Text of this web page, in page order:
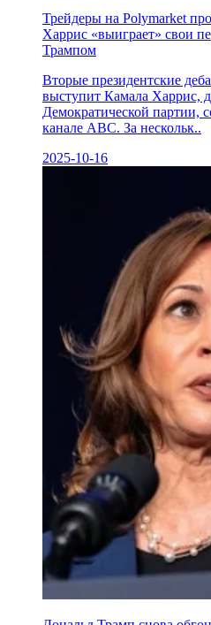
Трейдеры на Polymarket
Харрис «выиграет» свои
Трампом
Вторые президентские
выступит Камала Харрис,
Демократической партии,
канале ABC. За нескольк..
2025-10-16